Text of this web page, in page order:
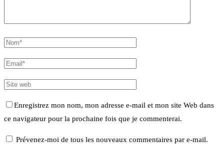
Enregistrez mon nom, mon adresse e-mail et mon site Web dans
ce navigateur pour la prochaine fois que je commenterai.
Prévenez-moi de tous les nouveaux commentaires par e-mail.